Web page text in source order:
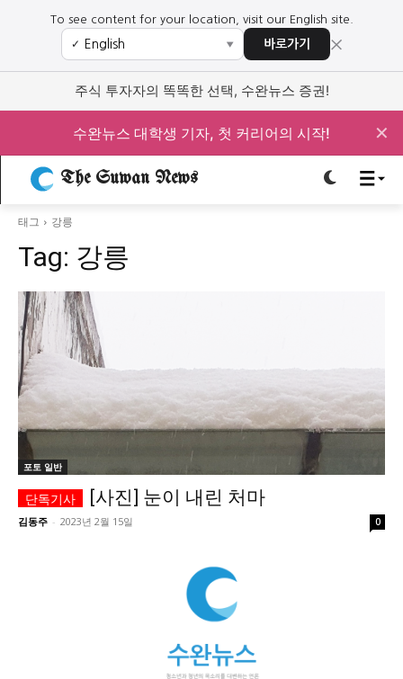
로그인하세요
주요 뉴스
정치 사회 교육
문화
오피니언 & 특집
특집 기사 바로가기 :
시 문학 (문학산책)
보도 사진 사회 경제
지역 & 글로벌 뉴스
경상지역
대전지역
日文
로그인하세요
주요 뉴스
정치 사회 교육
문화
오피니언 & 특집
특집 기사 바로가기 :
시 문학 (문학산책)
보도 사진 사회 경제
지역 & 글로벌 뉴스
경기지역
경상지역
대전지역
日文
To see content for your location, visit our English site.
✓ ▼ 바로가기 ×
주식 투자자의 똑똑한 선택, 수완뉴스 증권!
수완뉴스 대학생 기자, 첫 커리어의 시작! ✕
The Suwan News
태그 강릉
Tag: 강릉
포토 일반
[사진] 눈이 내린 처마
김동주 - 2023년 2월 15일 0